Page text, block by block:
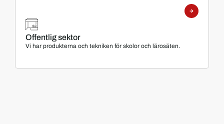
Offentlig sektor
Vi har produkterna och tekniken för skolor och lärosäten.